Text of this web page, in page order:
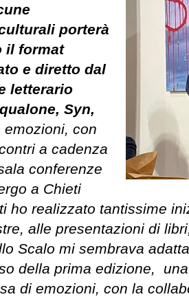
porterà
il format
e diretto dal
letterario
Syn,
emozioni, con
a cadenza
conferenze
a Chieti
ho realizzato tantissime
alle presentazioni di
Scalo mi sembrava
della prima edizione,
di emozioni, con la